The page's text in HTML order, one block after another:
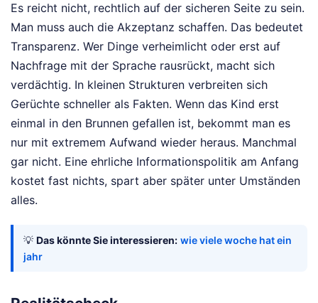
Es reicht nicht, rechtlich auf der sicheren Seite zu sein.
Man muss auch die Akzeptanz schaffen. Das bedeutet
Transparenz. Wer Dinge verheimlicht oder erst auf
Nachfrage mit der Sprache rausrückt, macht sich
verdächtig. In kleinen Strukturen verbreiten sich
Gerüchte schneller als Fakten. Wenn das Kind erst
einmal in den Brunnen gefallen ist, bekommt man es
nur mit extremem Aufwand wieder heraus. Manchmal
gar nicht. Eine ehrliche Informationspolitik am Anfang
kostet fast nichts, spart aber später unter Umständen
alles.
💡 Das könnte Sie interessieren: wie viele woche hat ein
jahr